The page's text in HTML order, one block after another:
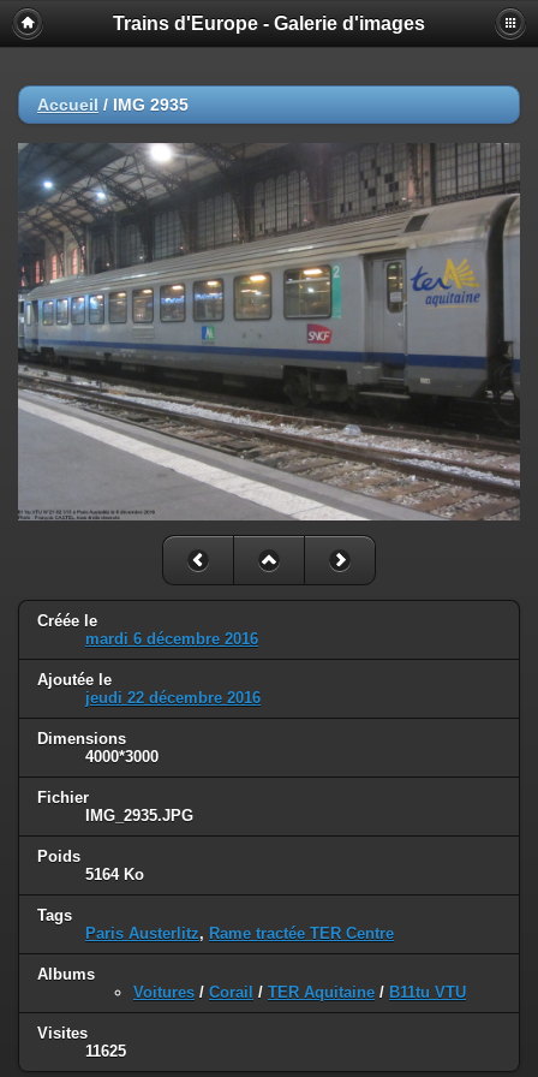
Trains d'Europe - Galerie d'images
Accueil / IMG 2935
Créée le
mardi 6 décembre 2016
Ajoutée le
jeudi 22 décembre 2016
Dimensions
4000*3000
Fichier
IMG_2935.JPG
Poids
5164 Ko
Tags
Paris Austerlitz, Rame tractée TER Centre
Albums
Voitures / Corail / TER Aquitaine / B11tu VTU
Visites
11625